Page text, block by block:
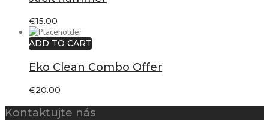
€15.00
ADD TO CART
Eko Clean Combo Offer
€20.00
Kontaktujte nás